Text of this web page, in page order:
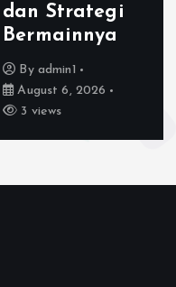
dan Strategi
Bermainnya
By admin1
August 6, 2026
3 views